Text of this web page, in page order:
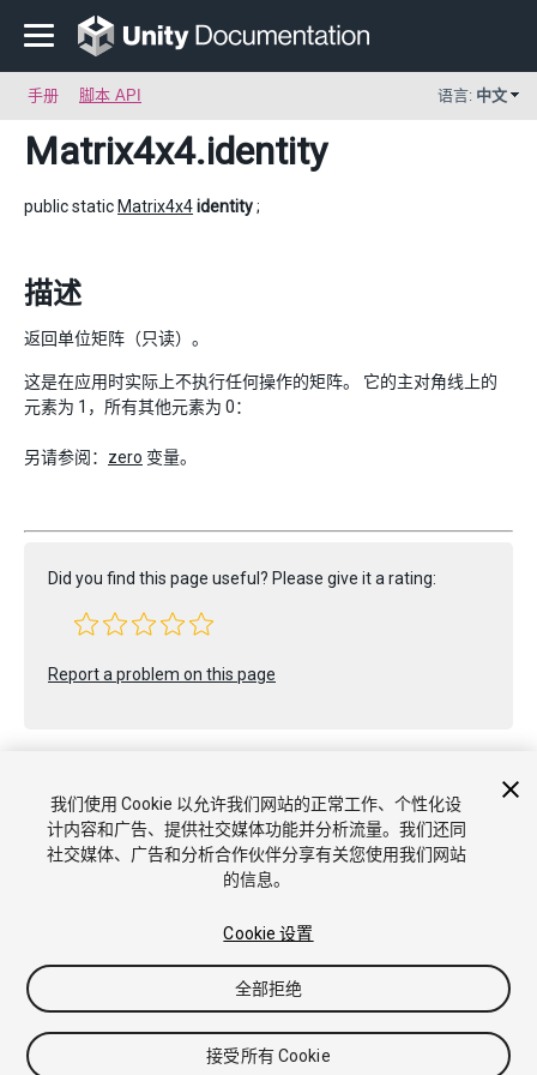
手册 脚本 API 语言: 中文
Matrix4x4.identity
public static Matrix4x4identity;
描述
返回单位矩阵（只读）。
这是在应用时实际上不执行任何操作的矩阵。 它的主对角线上的
元素为 1，所有其他元素为 0：
另请参阅： zero 变量。
Did you find this page useful? Please give it a rating:
Report a problem on this page
版权所有 © 2020 Unity Technologies. Publication 2018.4
论坛 Asset Store
我们使用 Cookie 以允许我们网站的正常工作、个性化设
计内容和广告、提供社交媒体功能并分析流量。我们还同
社交媒体、广告和分析合作伙伴分享有关您使用我们网站
的信息。
Cookie 设置
全部拒绝
接受所有 Cookie